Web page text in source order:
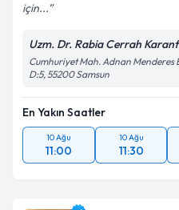
için...
Uzm. Dr. Rabia Cerrah
Cumhuriyet Mah. Adnan Menderes
D:5, 55200 Samsun
En Yakın Saatler
10 Ağu
11:00
10 Ağu
11:30